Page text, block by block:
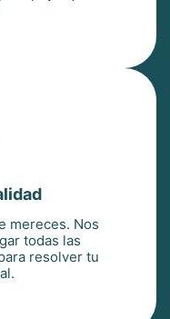
mereces. Nos
todas las
resolver tu